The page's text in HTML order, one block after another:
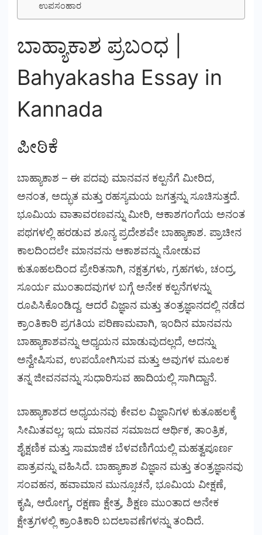
ಉಪಸಂಹಾರ
ಬಾಹ್ಯಾಕಾಶ ಪ್ರಬಂಧ |
Bahyakasha Essay in
Kannada
ಪೀಠಿಕೆ
ಬಾಹ್ಯಾಕಾಶ – ಈ ಪದವು ಮಾನವನ ಕಲ್ಪನೆಗೆ ಮೀರಿದ,
ಅನಂತ, ಅದ್ಭುತ ಮತ್ತು ರಹಸ್ಯಮಯ ಜಗತ್ತನ್ನು ಸೂಚಿಸುತ್ತದೆ.
ಭೂಮಿಯ ವಾತಾವರಣವನ್ನು ಮೀರಿ, ಆಕಾಶಗಂಗೆಯ ಅನಂತ
ಪಥಗಳಲ್ಲಿ ಹರಡುವ ಶೂನ್ಯ ಪ್ರದೇಶವೇ ಬಾಹ್ಯಾಕಾಶ. ಪ್ರಾಚೀನ
ಕಾಲದಿಂದಲೇ ಮಾನವನು ಆಕಾಶವನ್ನು ನೋಡುವ
ಕುತೂಹಲದಿಂದ ಪ್ರೇರಿತನಾಗಿ, ನಕ್ಷತ್ರಗಳು, ಗ್ರಹಗಳು, ಚಂದ್ರ,
ಸೂರ್ಯ ಮುಂತಾದವುಗಳ ಬಗ್ಗೆ ಅನೇಕ ಕಲ್ಪನೆಗಳನ್ನು
ರೂಪಿಸಿಕೊಂಡಿದ್ದ. ಆದರೆ ವಿಜ್ಞಾನ ಮತ್ತು ತಂತ್ರಜ್ಞಾನದಲ್ಲಿ ನಡೆದ
ಕ್ರಾಂತಿಕಾರಿ ಪ್ರಗತಿಯ ಪರಿಣಾಮವಾಗಿ, ಇಂದಿನ ಮಾನವನು
ಬಾಹ್ಯಾಕಾಶವನ್ನು ಅಧ್ಯಯನ ಮಾಡುವುದಲ್ಲದೆ, ಅದನ್ನು
ಅನ್ವೇಷಿಸುವ, ಉಪಯೋಗಿಸುವ ಮತ್ತು ಅವುಗಳ ಮೂಲಕ
ತನ್ನ ಜೀವನವನ್ನು ಸುಧಾರಿಸುವ ಹಾದಿಯಲ್ಲಿ ಸಾಗಿದ್ದಾನೆ.
ಬಾಹ್ಯಾಕಾಶದ ಅಧ್ಯಯನವು ಕೇವಲ ವಿಜ್ಞಾನಿಗಳ ಕುತೂಹಲಕ್ಕೆ
ಸೀಮಿತವಲ್ಲ; ಇದು ಮಾನವ ಸಮಾಜದ ಆರ್ಥಿಕ, ತಾಂತ್ರಿಕ,
ಶೈಕ್ಷಣಿಕ ಮತ್ತು ಸಾಮಾಜಿಕ ಬೆಳವಣಿಗೆಯಲ್ಲಿ ಮಹತ್ವಪೂರ್ಣ
ಪಾತ್ರವನ್ನು ವಹಿಸಿದೆ. ಬಾಹ್ಯಾಕಾಶ ವಿಜ್ಞಾನ ಮತ್ತು ತಂತ್ರಜ್ಞಾನವು
ಸಂವಹನ, ಹವಾಮಾನ ಮುನ್ಸೂಚನೆ, ಭೂಮಿಯ ವೀಕ್ಷಣೆ,
ಕೃಷಿ, ಆರೋಗ್ಯ, ರಕ್ಷಣಾ ಕ್ಷೇತ್ರ, ಶಿಕ್ಷಣ ಮುಂತಾದ ಅನೇಕ
ಕ್ಷೇತ್ರಗಳಲ್ಲಿ ಕ್ರಾಂತಿಕಾರಿ ಬದಲಾವಣೆಗಳನ್ನು ತಂದಿದೆ.